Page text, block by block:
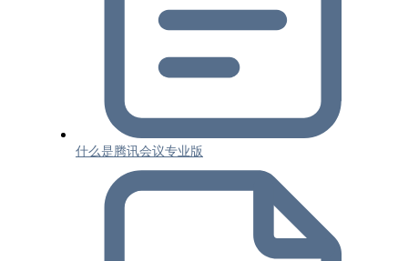
什么是腾讯会议专业版